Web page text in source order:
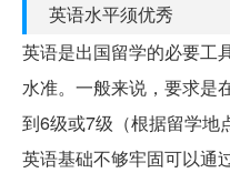
英语水平须优秀
英语是出国留学的必要工
水准。一般来说，要求是
到6级或7级（根据留学地
英语基础不够牢固可以通